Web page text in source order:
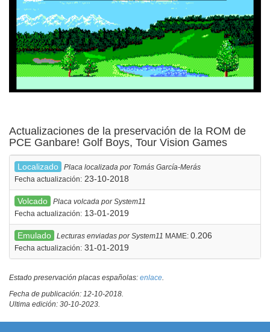
Actualizaciones de la preservación de la ROM de
PCE Ganbare! Golf Boys, Tour Vision Games
Localizado
Placa localizada por Tomás García-Merás
Fecha actualización: 23-10-2018
Volcado
Placa volcada por System11
Fecha actualización: 13-01-2019
Emulado Lecturas enviadas por System11 MAME: 0.206
Fecha actualización: 31-01-2019
Estado preservación placas españolas: enlace.
Fecha de publicación: 12-10-2018.
Ultima edición: 30-10-2023.